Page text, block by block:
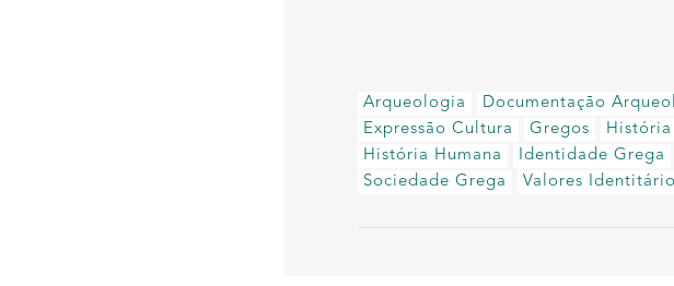
Arqueologia Documentação
Expressão Cultura
Gregos
História Humana
Identidade Grega
Sociedade Grega
Valores